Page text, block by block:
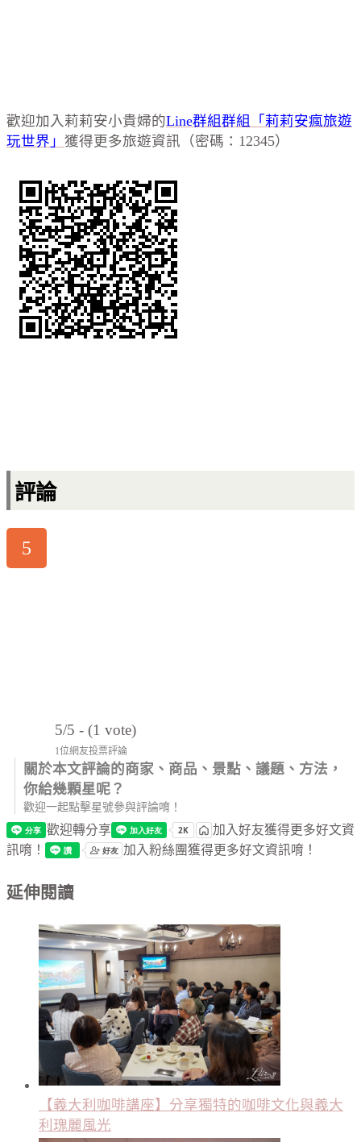
歡迎加入莉莉安小貴婦的Line群組群組「莉莉安瘋旅遊
玩世界」 獲得更多旅遊資訊（密碼：12345）
評論
5
5/5 - (1 vote)
1位網友投票評論
關於本文評論的商家、商品、景點、議題、方法，
你給幾顆星呢？
歡迎一起點擊星號參與評論唷！
歡迎轉分享
加入好友獲得更多好文資
訊唷！
加入粉絲團獲得更多好文資訊唷！
延伸閱讀
【義大利咖啡講座】分享獨特的咖啡文化與義大
利瑰麗風光